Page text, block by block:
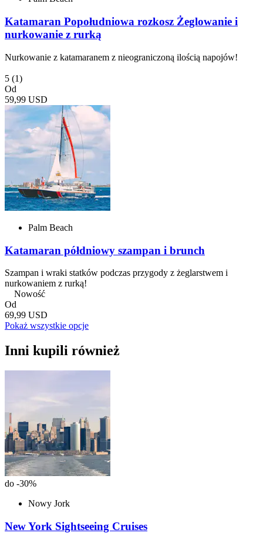
Katamaran Popołudniowa rozkosz Żeglowanie i
nurkowanie z rurką
Nurkowanie z katamaranem z nieograniczoną ilością napojów!
5 (1)
Od
59,99 USD
Palm Beach
Katamaran półdniowy szampan i brunch
Szampan i wraki statków podczas przygody z żeglarstwem i
nurkowaniem z rurką!
Nowość
Od
69,99 USD
Pokaż wszystkie opcje
Inni kupili również
do -30%
Nowy Jork
New York Sightseeing Cruises